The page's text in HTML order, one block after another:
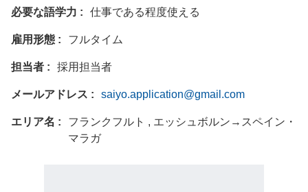
必要な語学力 仕事である程度使える
雇用形態 フルタイム
担当者 採用担当者
メールアドレス saiyo.application@gmail.com
エリア名
フランクフルト , エッシュボルン→スペイン・
マラガ